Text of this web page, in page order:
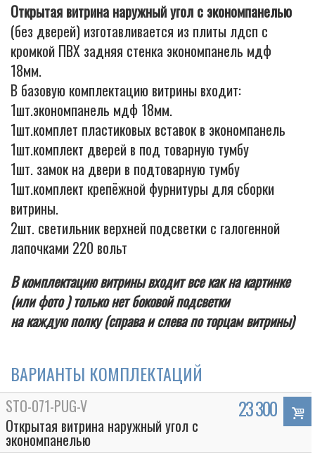
Cigarette
Открытая витрина наружный угол с экономпанелью
(без дверей) изготавливается из плиты лдсп с
кромкой ПВХ задняя стенка экономпанель мдф
18мм.
В базовую комплектацию витрины входит:
1шт.экономпанель мдф 18мм.
1шт.комплет пластиковых вставок в экономпанель
1шт.комплект дверей в под товарную тумбу
1шт. замок на двери в подтоварную тумбу
1шт.комплект крепёжной фурнитуры для сборки
витрины.
2шт. светильник верхней подсветки с галогенной
лапочками 220 вольт
В комплектацию витрины входит все как на картинке
(или фото ) только нет боковой подсветки
на каждую полку (справа и слева по торцам витрины)
ВАРИАНТЫ КОМПЛЕКТАЦИЙ
STO-071-PUG-V
Открытая витрина наружный угол с
экономпанелью
23 300